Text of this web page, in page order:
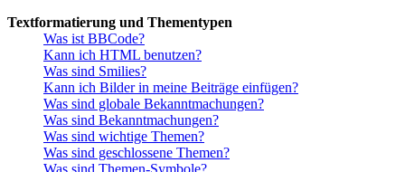
Textformatierung und Thementypen
Was ist BBCode?
Kann ich HTML benutzen?
Was sind Smilies?
Kann ich Bilder in meine Beiträge einfügen?
Was sind globale Bekanntmachungen?
Was sind Bekanntmachungen?
Was sind wichtige Themen?
Was sind geschlossene Themen?
Was sind Themen-Symbole?